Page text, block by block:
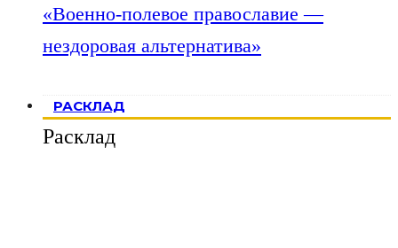
«Военно-полевое православие —
нездоровая альтернатива»
РАСКЛАД
Расклад